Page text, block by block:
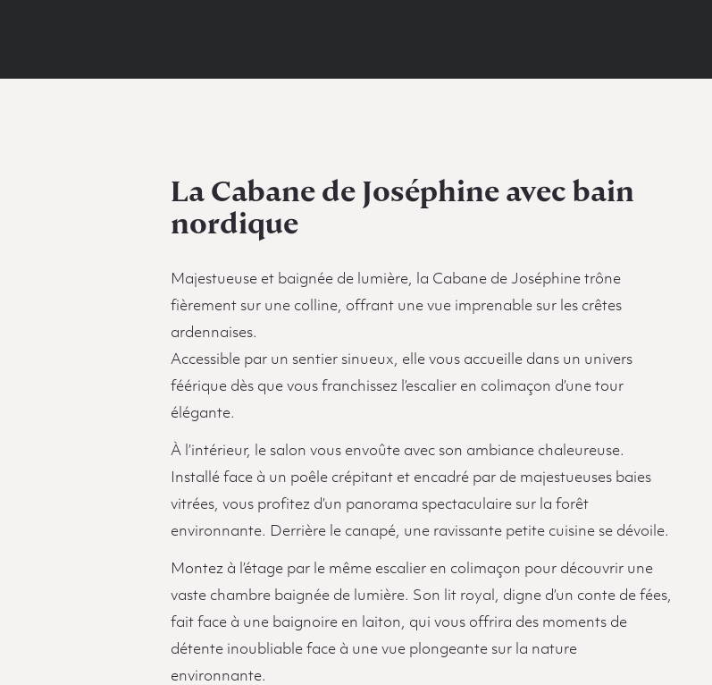
La Cabane de Joséphine avec bain
nordique
Majestueuse et baignée de lumière, la Cabane de Joséphine trône
fièrement sur une colline, offrant une vue imprenable sur les crêtes
ardennaises.
Accessible par un sentier sinueux, elle vous accueille dans un univers
féérique dès que vous franchissez l’escalier en colimaçon d’une tour
élégante.
À l’intérieur, le salon vous envoûte avec son ambiance chaleureuse.
Installé face à un poêle crépitant et encadré par de majestueuses baies
vitrées, vous profitez d’un panorama spectaculaire sur la forêt
environnante. Derrière le canapé, une ravissante petite cuisine se dévoile.
Montez à l’étage par le même escalier en colimaçon pour découvrir une
vaste chambre baignée de lumière. Son lit royal, digne d’un conte de fées,
fait face à une baignoire en laiton, qui vous offrira des moments de
détente inoubliable face à une vue plongeante sur la nature
environnante.